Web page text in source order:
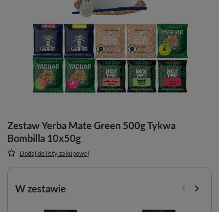
Zestaw Yerba Mate Green 500g Tykwa
Bombilla 10x50g
Dodaj do listy zakupowej
W zestawie